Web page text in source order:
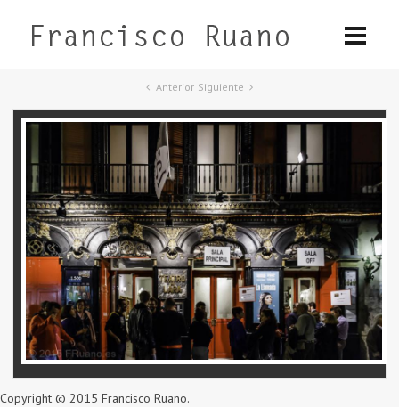
Anterior Siguiente
Copyright © 2015 Francisco Ruano.